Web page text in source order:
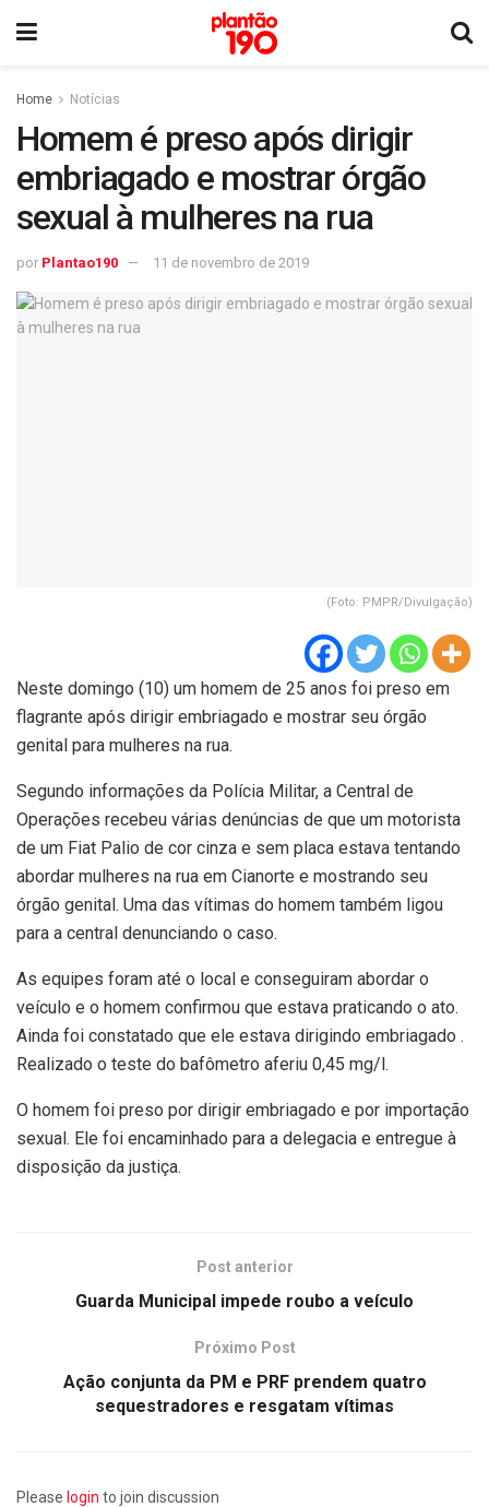
Home Notícias
Homem é preso após dirigir
embriagado e mostrar órgão
sexual à mulheres na rua
por Plantao190 11 de novembro de 2019
(Foto: PMPR/Divulgação)
Neste domingo (10) um homem de 25 anos foi preso em
flagrante após dirigir embriagado e mostrar seu órgão
genital para mulheres na rua.
Segundo informações da Polícia Militar, a Central de
Operações recebeu várias denúncias de que um motorista
de um Fiat Palio de cor cinza e sem placa estava tentando
abordar mulheres na rua em Cianorte e mostrando seu
órgão genital. Uma das vítimas do homem também ligou
para a central denunciando o caso.
As equipes foram até o local e conseguiram abordar o
veículo e o homem confirmou que estava praticando o ato.
Ainda foi constatado que ele estava dirigindo embriagado .
Realizado o teste do bafômetro aferiu 0,45 mg/l.
O homem foi preso por dirigir embriagado e por importação
sexual. Ele foi encaminhado para a delegacia e entregue à
disposição da justiça.
Post anterior
Guarda Municipal impede roubo a veículo
Próximo Post
Ação conjunta da PM e PRF prendem quatro
sequestradores e resgatam vítimas
Please login to join discussion